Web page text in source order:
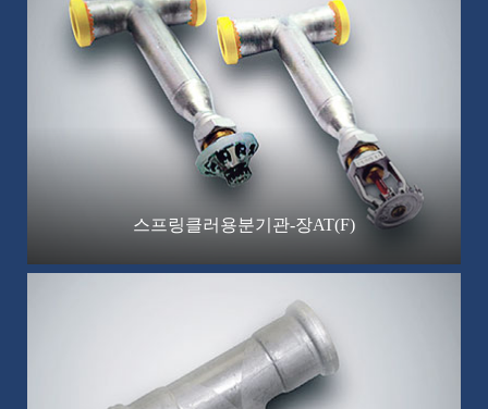
스프링클러용분기관-장AT(F)